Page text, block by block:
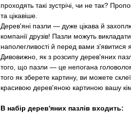
проходять такі зустрічі, чи не так?
та цікавіше.
Дерев'яні пазли — дуже цікава й
компанії друзів! Пазли можуть
наполегливості й перед вами з'явитися
Дивовижно, як з розсипу дерев'яних
того, що пазли — це непогана
того як зберете картину, ви можете
красивою дерев'яною картиною вашу
В набір дерев'яних пазлів входить: